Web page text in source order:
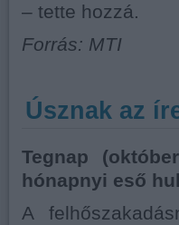
– tette hozzá.
Forrás: MTI
Úsznak az
Tegnap
hónapnyi eső
A